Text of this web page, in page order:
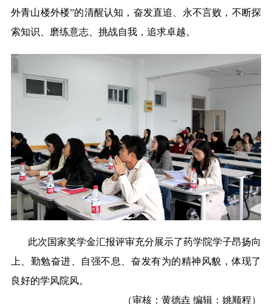
外青山楼外楼”的清醒认知，奋发直追、永不言败，不断探
索知识、磨练意志、挑战自我，追求卓越。
此次国家奖学金汇报评审充分展示了药学院学子昂扬向
上、勤勉奋进、自强不息、奋发有为的精神风貌，体现了
良好的学风院风。
（审核：黄德垚 编辑：姚顺程）